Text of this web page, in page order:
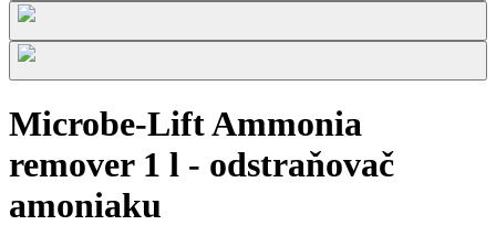
Microbe-Lift Ammonia
remover 1 l - odstraňovač
amoniaku